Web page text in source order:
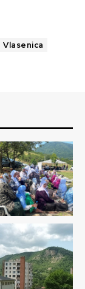
Vlasenica